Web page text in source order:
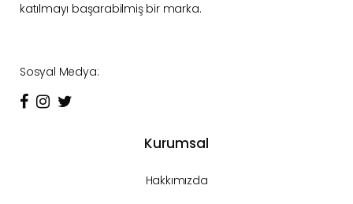
katılmayı başarabilmiş bir marka.
Sosyal Medya:
Kurumsal
Hakkımızda